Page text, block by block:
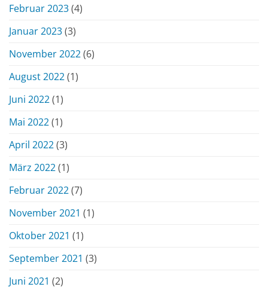
Februar 2023(4)
Januar 2023(3)
November 2022(6)
August 2022(1)
Juni 2022(1)
Mai 2022(1)
April 2022(3)
März 2022(1)
Februar 2022(7)
November 2021 (1)
Oktober 2021 (1)
September 2021 (3)
Juni 2021 (2)